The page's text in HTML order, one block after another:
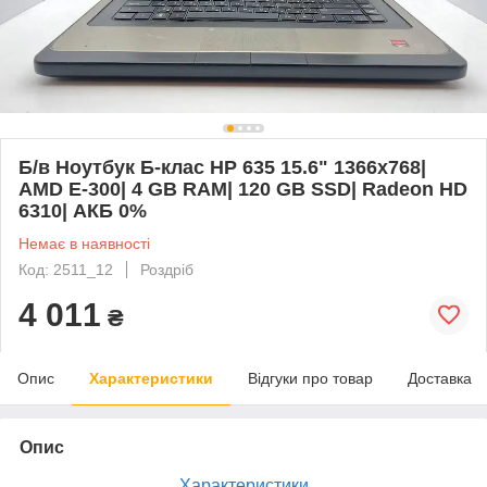
Б/в Ноутбук Б-клас HP 635 15.6" 1366x768|
AMD E-300| 4 GB RAM| 120 GB SSD| Radeon HD
6310| АКБ 0%
Немає в наявності
Код: 2511_12
Роздріб
4 011 ₴
Опис Характеристики Відгуки про товар Доставка
Опис